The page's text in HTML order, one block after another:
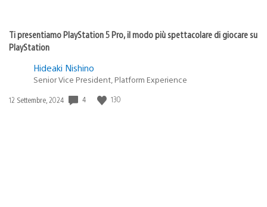
Ti presentiamo PlayStation 5 Pro, il modo più spettacolare di giocare su
PlayStation
Hideaki Nishino
Senior Vice President, Platform Experience
Data
12 Settembre, 2024 4 130